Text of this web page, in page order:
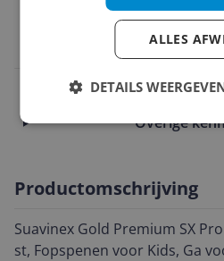
8426420080057
Inhoud en
Overige
Productomschrijving
Suavinex Gold Premium SX
st, Fopspenen voor Kids, Ga
ALLES
DETAILS